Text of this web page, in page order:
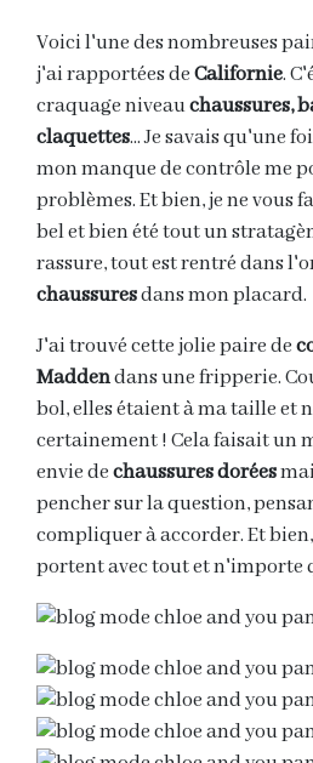
Voici l'une des nombreuses
j'ai rapportées deCalifornie.
craquage niveauchaussures,
claquettes... Je savais qu'une
mon manque de contrôle me
problèmes. Et bien, je ne vous
bel et bien été tout un
rassure, tout est rentré dans
chaussuresdans mon placard.
J'ai trouvé cette jolie paire de
Maddendans une fripperie.
bol, elles étaient à ma taille et
certainement ! Cela faisait un
envie dechaussures dorées
pencher sur la question,
compliquer à accorder. Et
portent avec tout et n'importe